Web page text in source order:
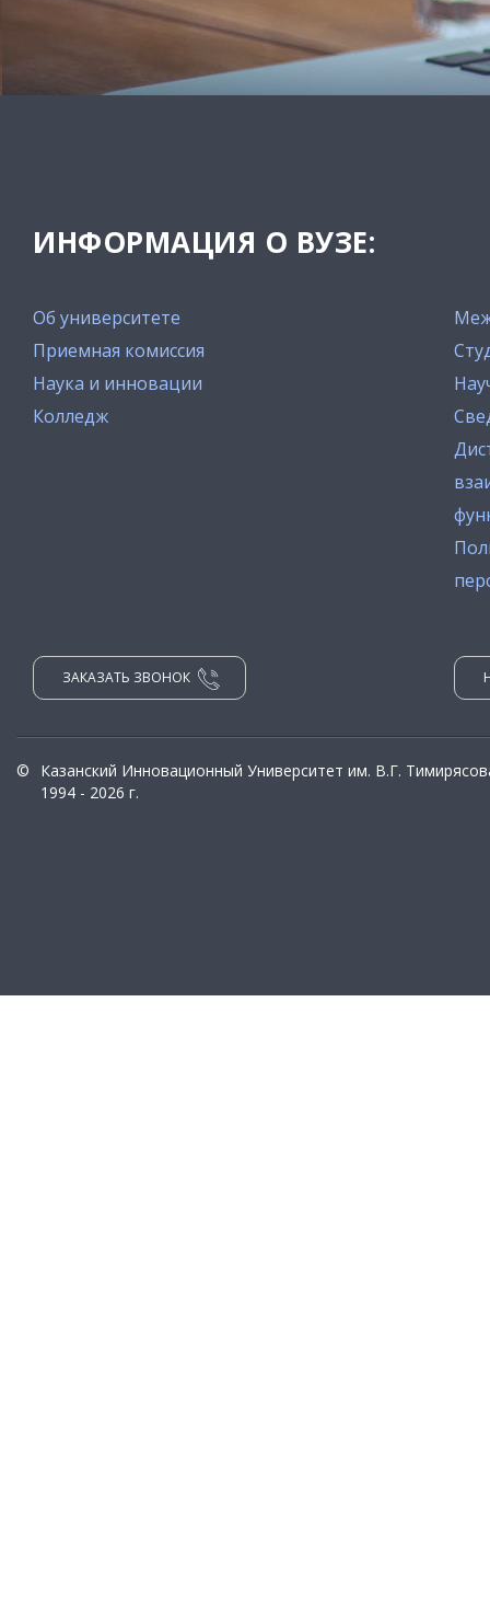
ИНФОРМАЦИЯ О ВУЗЕ:
Об университете
Приемная комиссия
Наука и инновации
Колледж
ЗАКАЗАТЬ ЗВОНОК
©
Казанский Инновационный Университет им. В.Г.
1994 - 2026 г.